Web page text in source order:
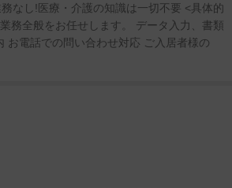
なし!医療・介護の知識は一切不要 <具体的
務全般をお任せします。 データ入力、書類
お電話での問い合わせ対応 ご入居者様の